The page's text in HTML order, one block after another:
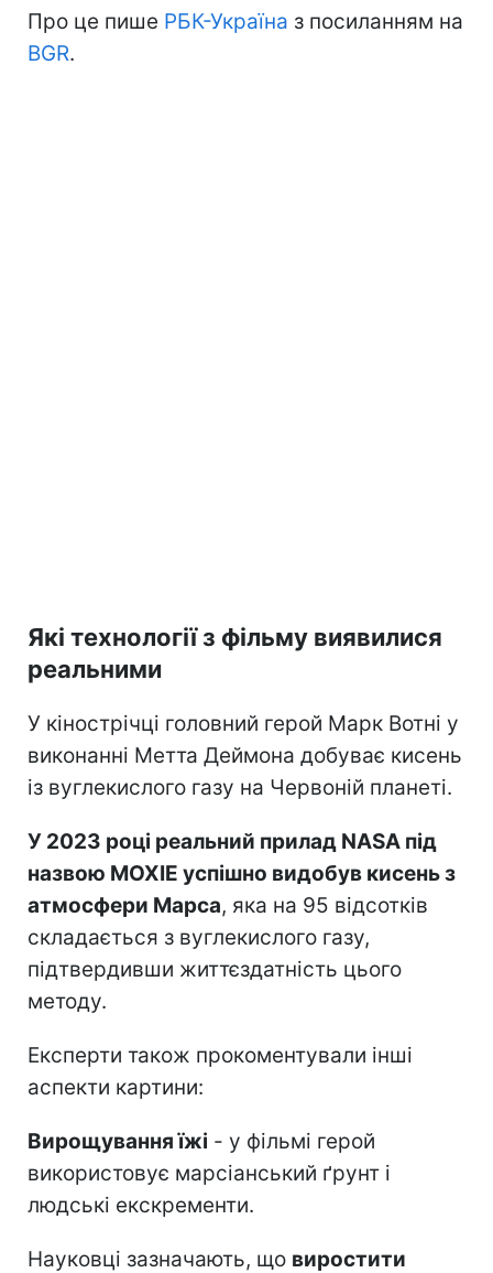
Про це пише РБК-Україна з посиланням на
BGR.
Які технології з фільму виявилися
реальними
У кінострічці головний герой Марк Вотні у
виконанні Метта Деймона добуває кисень
із вуглекислого газу на Червоній планеті.
У 2023 році реальний прилад NASA під
назвою MOXIE успішно видобув кисень з
атмосфери Марса, яка на 95 відсотків
складається з вуглекислого газу,
підтвердивши життєздатність цього
методу.
Експерти також прокоментували інші
аспекти картини:
Вирощування їжі - у фільмі герой
використовує марсіанський ґрунт і
людські екскременти.
Науковці зазначають, що виростити